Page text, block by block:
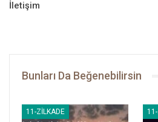
– Bizler burada bekleyip dururken
döndü ve:
orada kalacak olsa yine de biz tavaf
İletişim
Bunları Da Beğenebilirsin
11-ZILKADE